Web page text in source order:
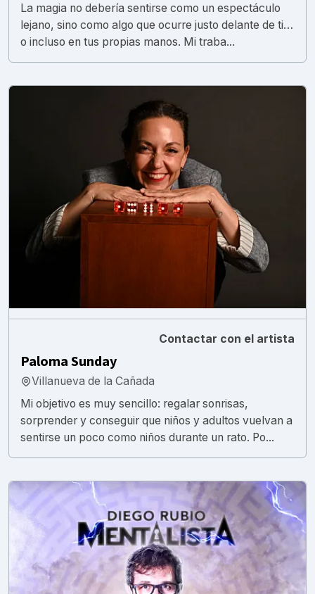
La magia no debería sentirse como un espectáculo
lejano, sino como algo que ocurre justo delante de ti…
o incluso en tus propias manos. Mi traba...
Contactar con el artista
Paloma Sunday
Villanueva de la Cañada
Mi objetivo es muy sencillo: regalar sonrisas,
sorprender y conseguir que niños y adultos vuelvan a
sentirse un poco como niños durante un rato. Po...